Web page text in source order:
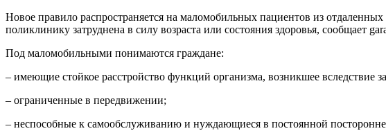
Новое правило распространяется на маломобильных пациентов из
поликлинику затруднена в силу возраста или состояния здоровья, сообщает
Под маломобильными понимаются граждане:
– имеющие стойкое расстройство функций организма, возникшее
– ограниченные в передвижении;
– неспособные к самообслуживанию и нуждающиеся в постоянной